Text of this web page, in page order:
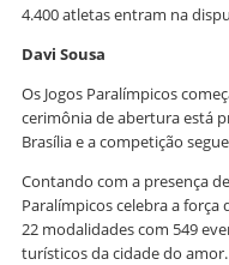
4.400 atletas entram na
Davi Sousa
Os Jogos Paralímpicos
cerimônia de abertura está
Brasília e a competição
Contando com a presença
Paralímpicos celebra a
22 modalidades com 549
turísticos da cidade do amor.